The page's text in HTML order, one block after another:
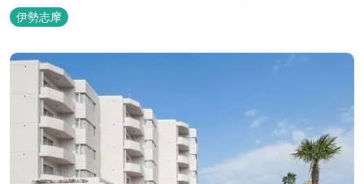
楽しみいただけます。
伊勢志摩